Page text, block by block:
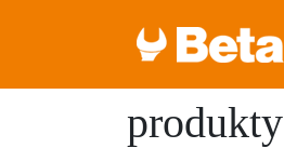
produkty